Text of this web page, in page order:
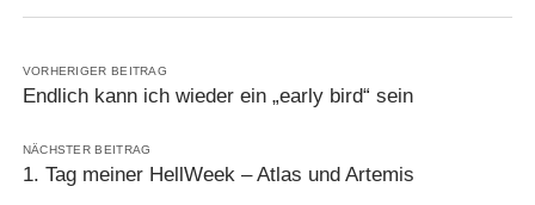
VORHERIGER BEITRAG
Endlich kann ich wieder ein „early bird“ sein
NÄCHSTER BEITRAG
1. Tag meiner HellWeek – Atlas und Artemis